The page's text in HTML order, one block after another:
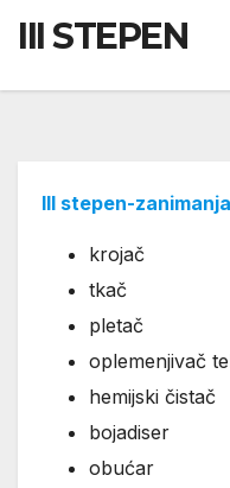
III STEPEN
III stepen-
krojač
tkač
pletač
oplemenjivač
hemijski čistač
bojadiser
obućar